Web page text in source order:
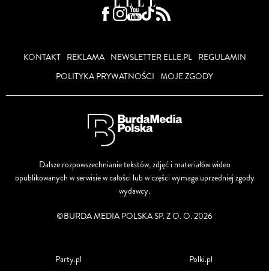
KONTAKT REKLAMA NEWSLETTER ELLE.PL
REGULAMIN
POLITYKA PRYWATNOŚCI MOJE ZGODY
Dalsze rozpowszechnianie tekstów, zdjęć i materiałów wideo
opublikowanych w serwisie w całości lub w części wymaga uprzedniej zgody
wydawcy.
©BURDA MEDIA POLSKA SP. Z O. O. 2026
Party.pl
Polki.pl